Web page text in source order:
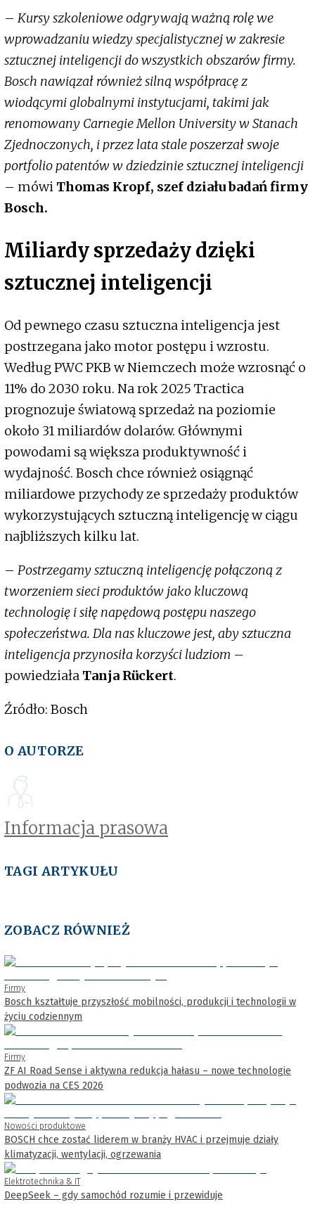
– Kursy szkoleniowe odgrywają ważną rolę we
wprowadzaniu wiedzy specjalistycznej w zakresie
sztucznej inteligencji do wszystkich obszarów firmy.
Bosch nawiązał również silną współpracę z
wiodącymi globalnymi instytucjami, takimi jak
renomowany Carnegie Mellon University w Stanach
Zjednoczonych, i przez lata stale poszerzał swoje
portfolio patentów w dziedzinie sztucznej inteligencji
– mówi Thomas Kropf, szef działu badań firmy
Bosch.
Miliardy sprzedaży dzięki
sztucznej inteligencji
Od pewnego czasu sztuczna inteligencja jest
postrzegana jako motor postępu i wzrostu.
Według PWC PKB w Niemczech może wzrosnąć o
11% do 2030 roku. Na rok 2025 Tractica
prognozuje światową sprzedaż na poziomie
około 31 miliardów dolarów. Głównymi
powodami są większa produktywność i
wydajność. Bosch chce również osiągnąć
miliardowe przychody ze sprzedaży produktów
wykorzystujących sztuczną inteligencję w ciągu
najbliższych kilku lat.
– Postrzegamy sztuczną inteligencję połączoną z
tworzeniem sieci produktów jako kluczową
technologię i siłę napędową postępu naszego
społeczeństwa. Dla nas kluczowe jest, aby sztuczna
inteligencja przynosiła korzyści ludziom –
powiedziała Tanja Rückert.
Źródło: Bosch
O AUTORZE
Informacja prasowa
TAGI ARTYKUŁU
ZOBACZ RÓWNIEŻ
Firmy
Bosch kształtuje przyszłość mobilności, produkcji i technologii w
życiu codziennym
Firmy
ZF AI Road Sense i aktywna redukcja hałasu – nowe technologie
podwozia na CES 2026
Nowości produktowe
BOSCH chce zostać liderem w branży HVAC i przejmuje działy
klimatyzacji, wentylacji, ogrzewania
Elektrotechnika & IT
DeepSeek – gdy samochód rozumie i przewiduje